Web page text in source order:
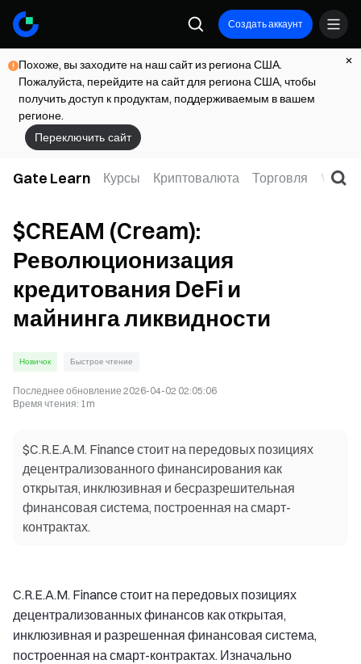
Создать аккаунт
Похоже, вы заходите на наш сайт из региона США.
Пожалуйста, перейдите на сайт для региона США, чтобы
получить доступ к продуктам, поддерживаемым в вашем
регионе.
Переключить сайт
Gate Learn Курсы Криптовалюта Торговля Web3
$CREAM (Cream):
Революционизация
кредитования DeFi и
майнинга ликвидности
Новичок Быстрое чтение
Последнее обновление 2026-04-02 02:05:06
Время чтения: 1m
$C.R.E.A.M. Finance стоит на передовых позициях
децентрализованного финансирования как
открытая, инклюзивная и бесразрешительная
финансовая система, построенная на смарт-
контрактах.
C.R.E.A.M. Finance стоит на передовых позициях
децентрализованных финансов как открытая,
инклюзивная и разрешенная финансовая система,
построенная на смарт-контрактах. Изначально